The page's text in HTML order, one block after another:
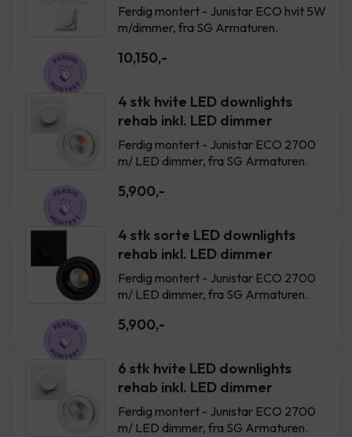
Ferdig montert - Junistar ECO hvit 5W
m/dimmer, fra SG Armaturen.
10,150,-
4 stk hvite LED downlights
rehab inkl. LED dimmer
Ferdig montert - Junistar ECO 2700
m/ LED dimmer, fra SG Armaturen.
5,900,-
4 stk sorte LED downlights
rehab inkl. LED dimmer
Ferdig montert - Junistar ECO 2700
m/ LED dimmer, fra SG Armaturen.
5,900,-
6 stk hvite LED downlights
rehab inkl. LED dimmer
Ferdig montert - Junistar ECO 2700
m/ LED dimmer, fra SG Armaturen.